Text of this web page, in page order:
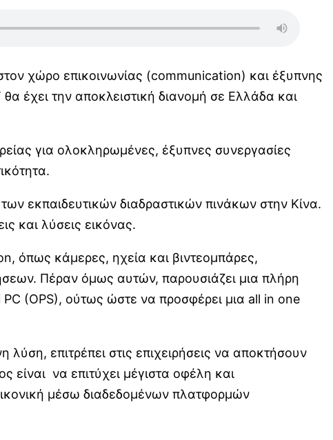
χώρο επικοινωνίας (communication) και έξυπνης
έχει την αποκλειστική διανομή σε Ελλάδα και
για ολοκληρωμένες, έξυπνες συνεργασίες
εκπαιδευτικών διαδραστικών πινάκων στην Κίνα.
και λύσεις εικόνας.
όπως κάμερες, ηχεία και βιντεομπάρες,
Πέραν όμως αυτών, παρουσιάζει μια πλήρη
(OPS), ούτως ώστε να προσφέρει μια all in one
επιτρέπει στις επιχειρήσεις να αποκτήσουν
είναι να επιτύχει μέγιστα οφέλη και
μέσω διαδεδομένων πλατφορμών